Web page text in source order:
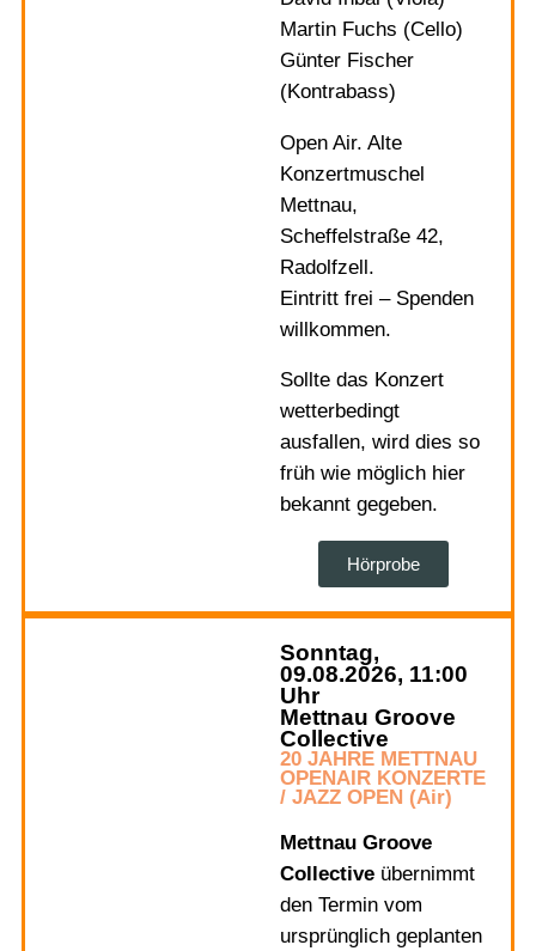
Martin Fuchs (Cello)
Günter Fischer
(Kontrabass)
Open Air. Alte
Konzertmuschel
Mettnau,
Scheffelstraße 42,
Radolfzell.
Eintritt frei – Spenden
willkommen.
Sollte das Konzert
wetterbedingt
ausfallen, wird dies so
früh wie möglich hier
bekannt gegeben.
Hörprobe
Sonntag,
09.08.2026, 11:00
Uhr
Mettnau Groove
Collective
20 JAHRE METTNAU
OPENAIR KONZERTE
/ JAZZ OPEN (Air)
Mettnau Groove
Collective übernimmt
den Termin vom
ursprünglich geplanten